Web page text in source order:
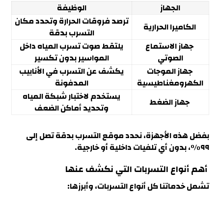
الجهاز
الوظيفة
الكاميرا الحرارية
ترصد فروقات الحرارة وتحدد مكان
التسرب بدقة
جهاز الاستماع
الصوتي
يلتقط صوت تسرب المياه داخل
المواسير بدون تكسير
جهاز الموجات
الكهرومغناطيسية
يكشف عن التسرب في الأنابيب
المدفونة
جهاز الضغط
يستخدم لاختبار شبكة المياه
وتحديد أماكن الضعف
بفضل هذه الأجهزة، نحدد موقع التسرب بدقة تصل إلى
٩٩%، بدون أي تلفيات داخلية أو خارجية.
أهم أنواع التسربات التي نكشف عنها
تشمل خدماتنا كل أنواع التسربات، وأبرزها: